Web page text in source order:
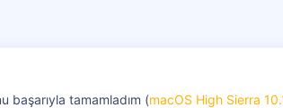
başarıyla tamamladım (macOS High Sierra